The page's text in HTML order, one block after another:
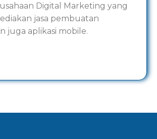
Digital Marketing yang
jasa pembuatan
juga aplikasi mobile.